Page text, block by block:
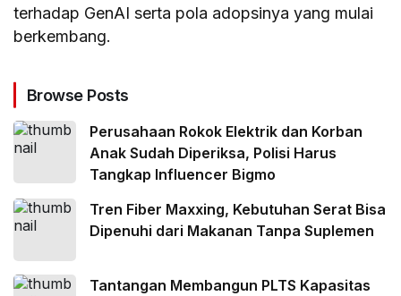
terhadap GenAI serta pola adopsinya yang mulai
berkembang.
Browse Posts
Perusahaan Rokok Elektrik dan Korban
Anak Sudah Diperiksa, Polisi Harus
Tangkap Influencer Bigmo
Tren Fiber Maxxing, Kebutuhan Serat Bisa
Dipenuhi dari Makanan Tanpa Suplemen
Tantangan Membangun PLTS Kapasitas